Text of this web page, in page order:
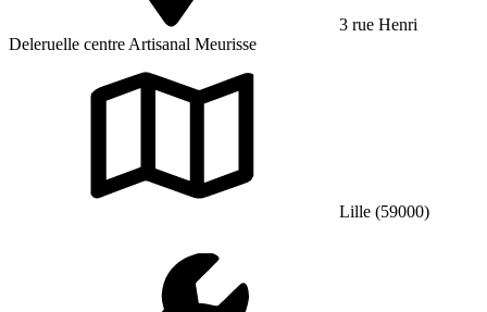
3 rue Henri
Deleruelle centre Artisanal Meurisse
Lille (59000)